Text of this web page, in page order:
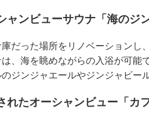
ャンビューサウナ「海のジ
だった場所をリノベーションし
、海を眺めながらの入浴が可能
のジンジャエールやジンジャビー
れたオーシャンビュー「カ